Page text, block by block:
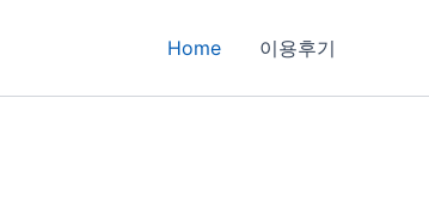
Home 이용후기